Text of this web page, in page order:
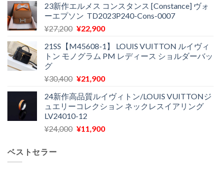
価
格
は
で
し
の
価
格
¥18,300
で
23新作エルメス コンスタンス [Constance] ヴォ
ーエプソン TD2023P240-Cons-0007
¥27,200 元
価
格
¥27,200
し
た。
¥22,900現
の
価
は
で
す。
21SS【M45608-1】 LOUIS VUITTON ルイヴィ
トン モノグラム PM レディース ショルダーバッ
グ
¥30,400 元
価
格
は
¥30,400
¥21,900現
の
価
は
24新作高品質ルイヴィトン/LOUIS VUITTONジ
ュエリーコレクション ネックレスイアリング
LV24010-12
¥24,000 元
¥11,900現
ベストセラー